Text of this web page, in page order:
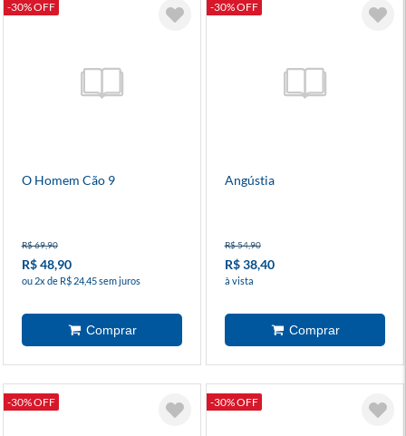
-30% OFF
O Homem Cão 9
R$ 69,90
R$ 48,90
ou 2x de R$ 24,45 sem juros
-30% OFF
Angústia
R$ 54,90
R$ 38,40
à vista
-30% OFF -30% OFF